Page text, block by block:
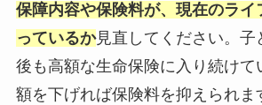
保障内容や保険料が、現在のライ
っているか見直してください。子
後も高額な生命保険に入り続けて
額を下げれば保険料を抑えられま